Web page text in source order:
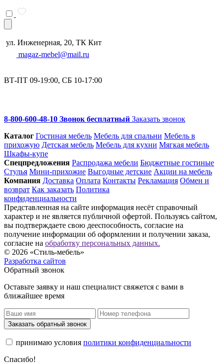
ул. Инженерная, 20, ТК Кит
magaz-mebel@mail.ru
ВТ-ПТ 09-19:00, СБ 10-17:00
8-800-600-48-10 Звонок бесплатный Заказать звонок
Каталог Гостиная мебель Мебель для спальни Мебель в
прихожую Детская мебель Мебель для кухни Мягкая мебель
Шкафы-купе
Спец­предложения Распродажа мебели Бюджетные гостиные
Стулья Мини-прихожие Выгодные детские Акции на мебель
Компания Доставка Оплата Контакты Рекламация Обмен и
возврат Как заказать Политика
конфиденциальности
Представленная на сайте информация несёт справочный
характер и не является публичной офертой. Пользуясь сайтом,
вы подтверждаете свою дееспособность, согласие на
получение информации об оформлении и получении заказа,
согласие на обработку персональных данных.
© 2026 «Стиль-мебель»
Разработка сайтов
Обратный звонок
Оставьте заявку и наш специалист свяжется с вами в
ближайшее время
Заказать обратный звонок
принимаю условия политики конфиденциальности
Спасибо!